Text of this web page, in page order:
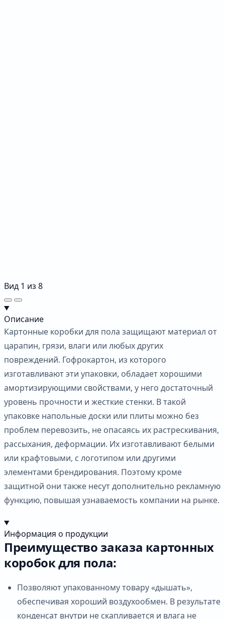
Вид 1 из 8
Описание
Картонные коробки для пола защищают материал от
царапин, грязи, влаги или любых других
повреждений. Гофрокартон, из которого
изготавливают эти упаковки, обладает хорошими
амортизирующими свойствами, у него достаточный
уровень прочности и жесткие стенки. В такой
упаковке напольные доски или плиты можно без
проблем перевозить, не опасаясь их растрескивания,
рассыхания, деформации. Их изготавливают белыми
или крафтовыми, с логотипом или другими
элементами брендирования. Поэтому кроме
защитной они также несут дополнительно рекламную
функцию, повышая узнаваемость компании на рынке.
Информация о продукции
Преимущество заказа картонных
коробок для пола:
Позволяют упакованному товару «дышать»,
обеспечивая хороший воздухообмен. В результате
конденсат внутри не скапливается и влага не